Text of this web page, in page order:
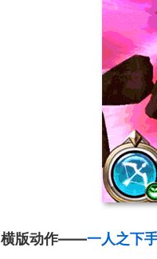
横版动作——一人之下